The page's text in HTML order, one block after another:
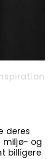
deres
miljø- og
billigere